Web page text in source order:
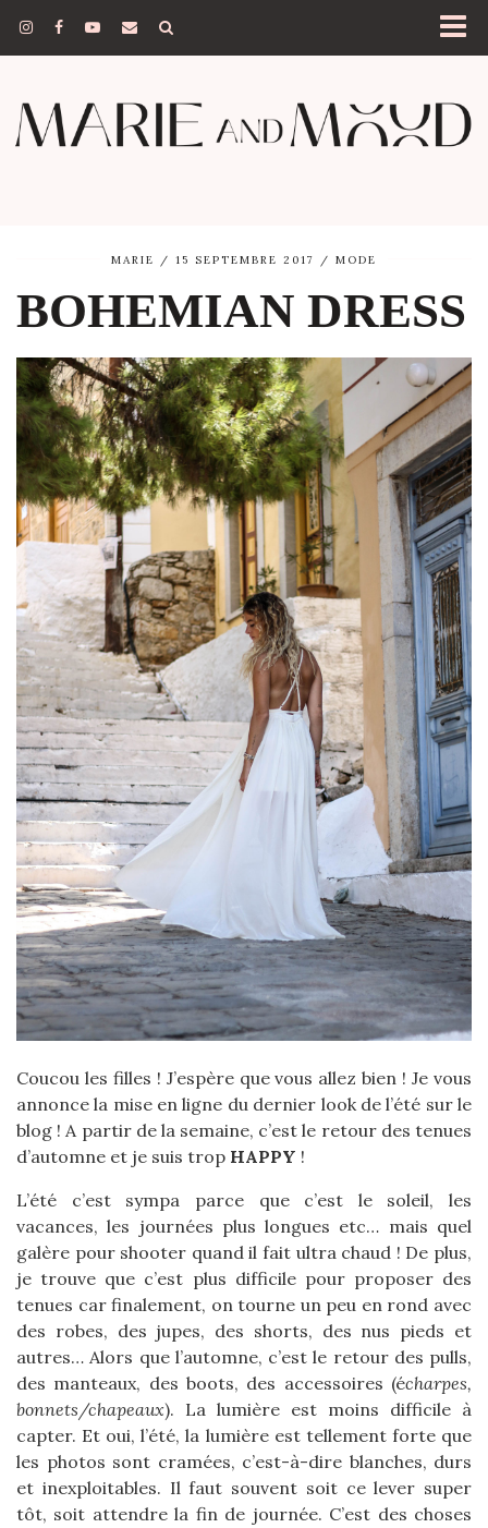
MARIE 15 SEPTEMBRE 2017 MODE
BOHEMIAN DRESS
Coucou les filles ! J’espère que vous allez bien ! Je vous
annonce la mise en ligne du dernier look de l’été sur le
blog ! A partir de la semaine, c’est le retour des tenues
d’automne et je suis trop HAPPY !
L’été c’est sympa parce que c’est le soleil, les
vacances, les journées plus longues etc… mais quel
galère pour shooter quand il fait ultra chaud ! De plus,
je trouve que c’est plus difficile pour proposer des
tenues car finalement, on tourne un peu en rond avec
des robes, des jupes, des shorts, des nus pieds et
autres… Alors que l’automne, c’est le retour des pulls,
des manteaux, des boots, des accessoires (écharpes,
bonnets/chapeaux). La lumière est moins difficile à
capter. Et oui, l’été, la lumière est tellement forte que
les photos sont cramées, c’est-à-dire blanches, durs
et inexploitables. Il faut souvent soit ce lever super
tôt, soit attendre la fin de journée. C’est des choses